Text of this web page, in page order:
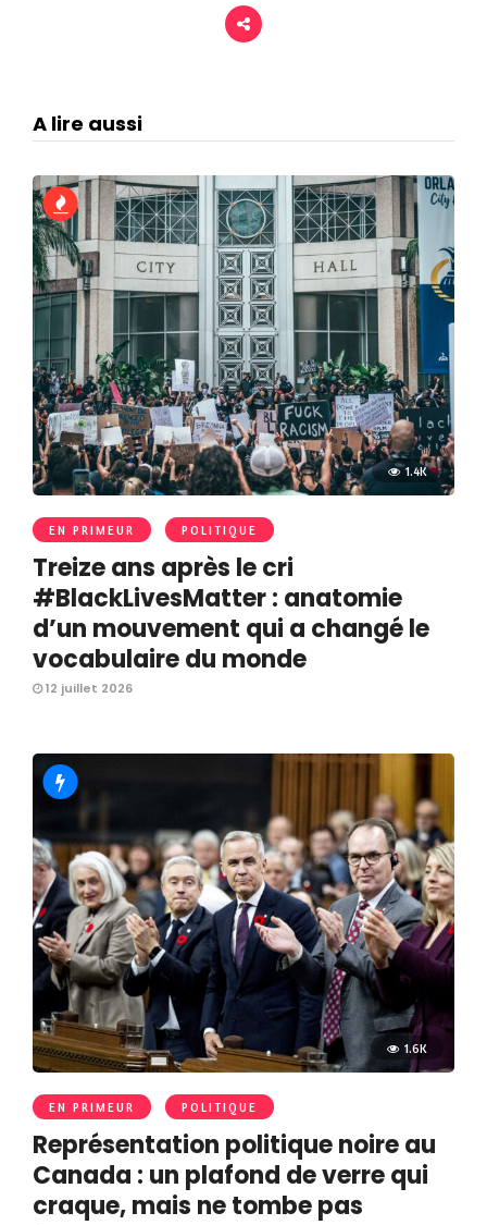
A lire aussi
1.4K
EN PRIMEUR POLITIQUE
Treize ans après le cri
#BlackLivesMatter : anatomie
d’un mouvement qui a changé le
vocabulaire du monde
12 juillet 2026
1.6K
EN PRIMEUR POLITIQUE
Représentation politique noire au
Canada : un plafond de verre qui
craque, mais ne tombe pas